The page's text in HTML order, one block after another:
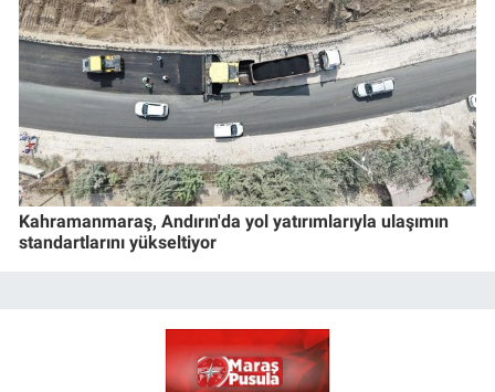
Kahramanmaraş, Andırın'da yol yatırımlarıyla ulaşımın
standartlarını yükseltiyor